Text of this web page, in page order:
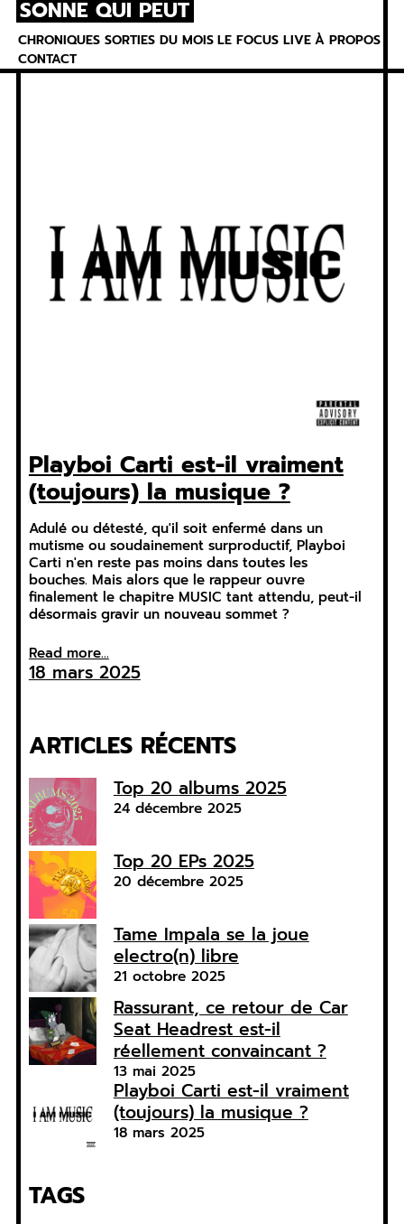
Skip
content
SONNE QUI PEUT
CHRONIQUES SORTIES DU MOIS LE FOCUS LIVE À PROPOS
CONTACT
Playboi Carti est-il vraiment
(toujours) la musique ?
Adulé ou détesté, qu'il soit enfermé dans un
mutisme ou soudainement surproductif, Playboi
Carti n'en reste pas moins dans toutes les
bouches. Mais alors que le rappeur ouvre
finalement le chapitre MUSIC tant attendu, peut-il
désormais gravir un nouveau sommet ?
Read more...
18 mars 2025
ARTICLES RÉCENTS
Top 20 albums 2025
24 décembre 2025
Top 20 EPs 2025
20 décembre 2025
Tame Impala se la joue
electro(n) libre
21 octobre 2025
Rassurant, ce retour de Car
Seat Headrest est-il
réellement convaincant ?
13 mai 2025
Playboi Carti est-il vraiment
(toujours) la musique ?
18 mars 2025
TAGS